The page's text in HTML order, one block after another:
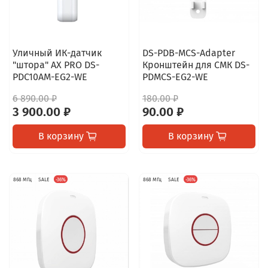
Уличный ИК-датчик
"штора" AX PRO DS-
PDC10AM-EG2-WE
6 890.00 ₽
3 900.00 ₽
В корзину
DS-PDB-MCS-Adapter
Кронштейн для СМК DS-
PDMCS-EG2-WE
180.00 ₽
90.00 ₽
В корзину
868 МГц SALE -36% 868 МГц SALE -36%